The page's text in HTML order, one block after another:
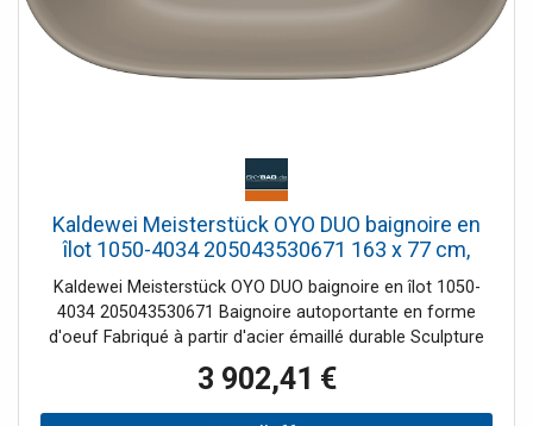
Kaldewei Meisterstück OYO DUO baignoire en
îlot 1050-4034 205043530671 163 x 77 cm,
avec trop-plein, gris chaud 60
Kaldewei Meisterstück OYO DUO baignoire en îlot 1050-
4034 205043530671 Baignoire autoportante en forme
d'oeuf Fabriqué à partir d'acier émaillé durable Sculpture
au design gracieux - semble presque flotter dans l'espace
Deux inclinaisons de dos identiques Avec bonde centrale à
ouverture par poussée, avec couvercle de bonde en émail
3 902,41 €